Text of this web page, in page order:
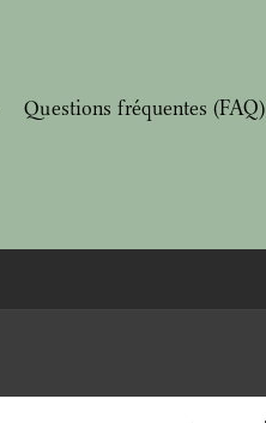
Questions fréquentes (FAQ)